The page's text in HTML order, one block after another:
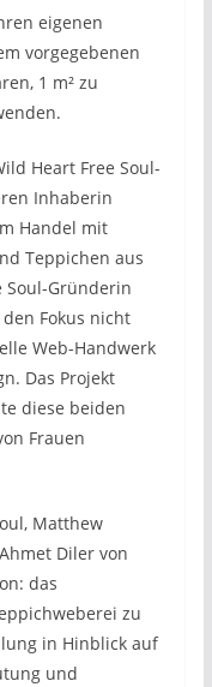
eigenen
vorgegebenen
1 m² zu
Heart Free Soul-
Inhaberin
Handel mit
Teppichen aus
Soul-Gründerin
Fokus nicht
Web-Handwerk
Das Projekt
diese beiden
Frauen
Matthew
Diler von
das
zu
in Hinblick auf
und